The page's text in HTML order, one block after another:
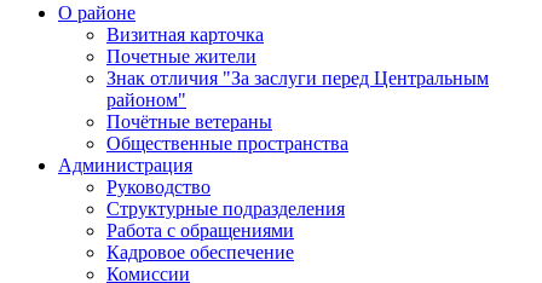
О районе
Визитная карточка
Почетные жители
Знак отличия "За заслуги перед Центральным
районом"
Почётные ветераны
Общественные пространства
Администрация
Руководство
Структурные подразделения
Работа с обращениями
Кадровое обеспечение
Комиссии